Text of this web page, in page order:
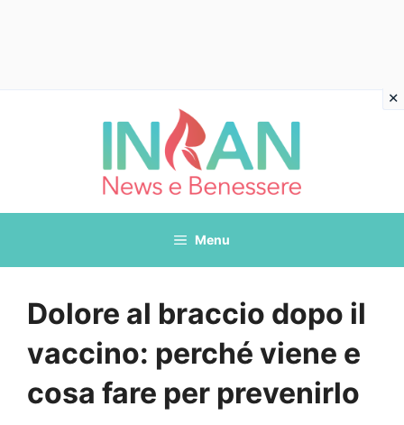
Menu
Dolore al braccio dopo il
vaccino: perché viene e
cosa fare per prevenirlo